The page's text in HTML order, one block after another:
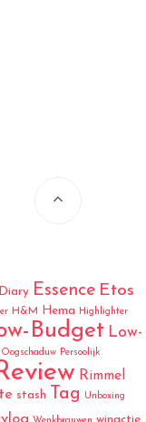
Diary Essence Etos
H&M Hema Highlighter
Budget Low-
Oogschaduw Persoolijk
Rimmel
stash Tag Unboxing